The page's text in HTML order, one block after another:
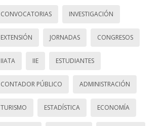
CONVOCATORIAS INVESTIGACIÓN
EXTENSIÓN JORNADAS CONGRESOS
IIATA IIE ESTUDIANTES
CONTADOR PÚBLICO ADMINISTRACIÓN
TURISMO ESTADÍSTICA ECONOMÍA